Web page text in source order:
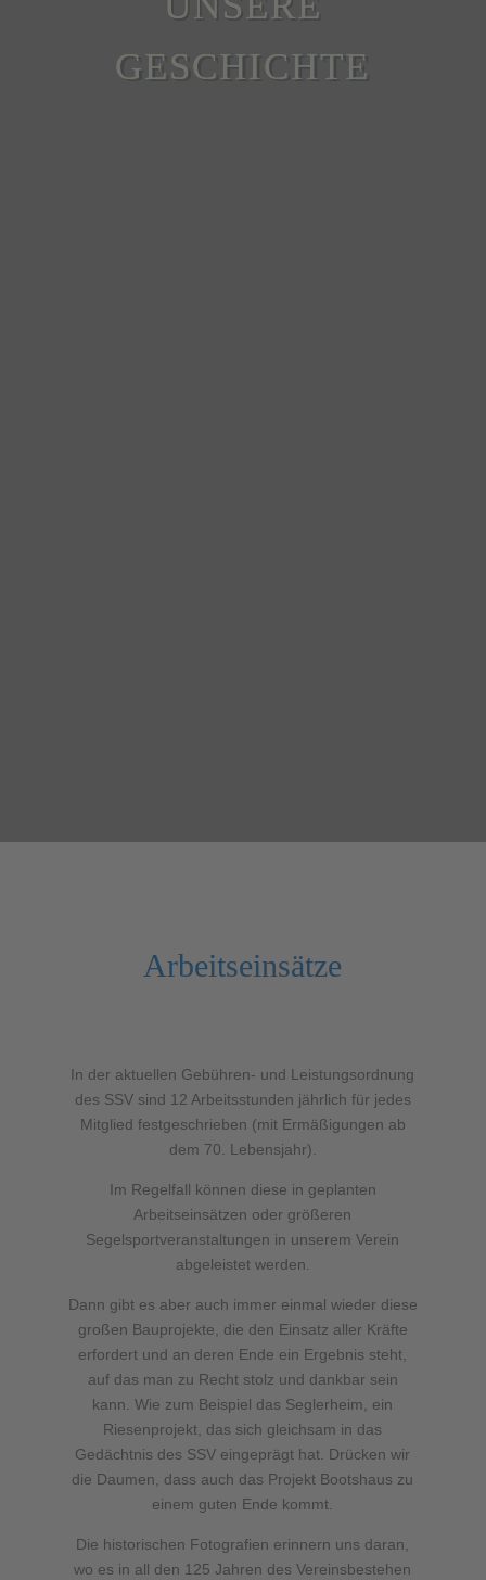
GESCHICHTE
Arbeitseinsätze
In der aktuellen Gebühren- und Leistungsordnung
des SSV sind 12 Arbeitsstunden jährlich für jedes
Mitglied festgeschrieben (mit Ermäßigungen ab
dem 70. Lebensjahr).
Im Regelfall können diese in geplanten
Arbeitseinsätzen oder größeren
Segelsportveranstaltungen in unserem Verein
abgeleistet werden.
Dann gibt es aber auch immer einmal wieder diese
großen Bauprojekte, die den Einsatz aller Kräfte
erfordert und an deren Ende ein Ergebnis steht,
auf das man zu Recht stolz und dankbar sein
kann. Wie zum Beispiel das Seglerheim, ein
Riesenprojekt, das sich gleichsam in das
Gedächtnis des SSV eingeprägt hat. Drücken wir
die Daumen, dass auch das Projekt Bootshaus zu
einem guten Ende kommt.
Die historischen Fotografien erinnern uns daran,
wo es in all den 125 Jahren des Vereinsbestehen